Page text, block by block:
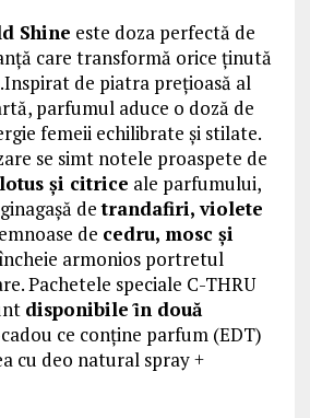
Shine este doza perfectă de
care transformă orice ținută
de piatra prețioasă al
parfumul aduce o doză de
femeii echilibrate și stilate.
se simt notele proaspete de
și citrice ale parfumului,
detrandafiri, violete
de cedru, mosc și
armonios portretul
Pachetele speciale C-THRU
disponibile ȋn două
ce conţine parfum (EDT)
cu deo natural spray +